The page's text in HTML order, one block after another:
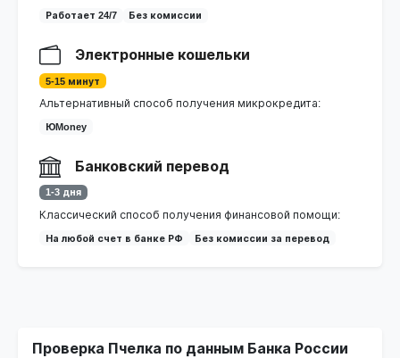
Работает 24/7 Без комиссии
Электронные кошельки
5-15 минут
Альтернативный способ получения микрокредита:
ЮMoney
Банковский перевод
1-3 дня
Классический способ получения финансовой помощи:
На любой счет в банке РФ Без комиссии за перевод
Проверка Пчелка по данным Банка России